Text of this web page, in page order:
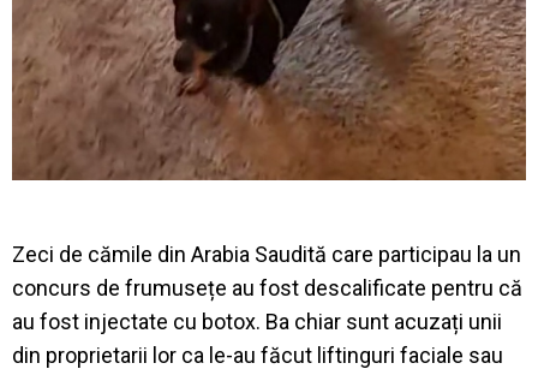
Zeci de cămile din Arabia Saudită care participau la un
concurs de frumusețe au fost descalificate pentru că
au fost injectate cu botox. Ba chiar sunt acuzați unii
din proprietarii lor ca le-au făcut liftinguri faciale sau